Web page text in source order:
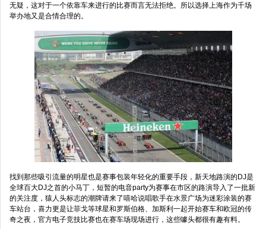
无疑，这对于一个依靠车来进行的比赛而言无法拒绝。所以选择上海作为千场
举办地又是合情合理的。
找到那些吸引流量的明星也是赛事包装年轻化的重要手段，新天地路演的DJ是
全球百大DJ之首的小马丁，短暂的电音party为赛事在市区的路演导入了一批新
的关注度，猿人头标志的潮牌请来了嘻哈说唱歌手在水景广场为迷彩涂装的赛
车站台，喜力更是让菲戈等球星和罗斯伯格、加斯利一起开始赛车和欧冠的传
奇之夜，官方电子竞技比赛也在赛车场现场进行，这些噱头都很有趣有料。